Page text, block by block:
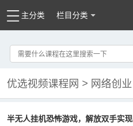
主分类 栏目分类
优选视频课程网 > 网络创业
半无人挂机恐怖游戏，解放双手实